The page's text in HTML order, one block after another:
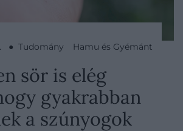
● Tudomány Hamu és Gyémánt
sör is elég
gyakrabban
a szúnyogok